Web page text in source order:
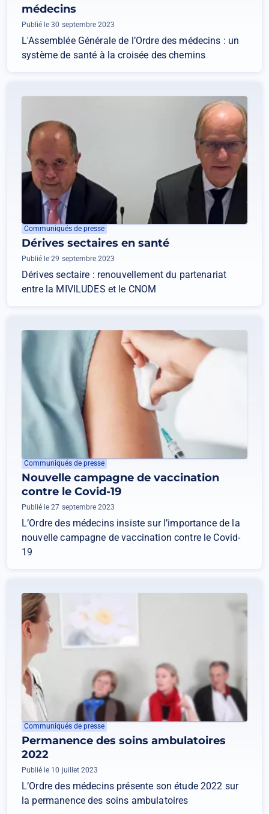
médecins
Publié le 30 septembre 2023
L'Assemblée Générale de l’Ordre des médecins : un
système de santé à la croisée des chemins
Communiqués de presse
Dérives sectaires en santé
Publié le 29 septembre 2023
Dérives sectaire : renouvellement du partenariat
entre la MIVILUDES et le CNOM
Communiqués de presse
Nouvelle campagne de vaccination
contre le Covid-19
Publié le 27 septembre 2023
L’Ordre des médecins insiste sur l’importance de la
nouvelle campagne de vaccination contre le Covid-
19
Communiqués de presse
Permanence des soins ambulatoires
2022
Publié le 10 juillet 2023
L’Ordre des médecins présente son étude 2022 sur
la permanence des soins ambulatoires